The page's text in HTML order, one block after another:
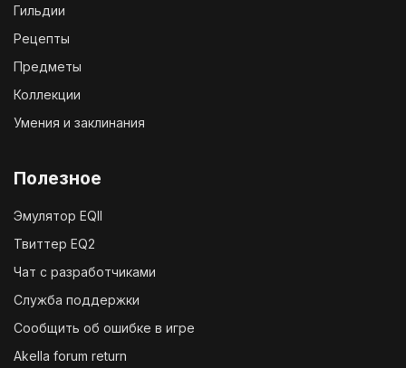
Гильдии
Рецепты
Предметы
Коллекции
Умения и заклинания
Полезное
Эмулятор EQII
Твиттер EQ2
Чат с разработчиками
Служба поддержки
Сообщить об ошибке в игре
Akella forum return